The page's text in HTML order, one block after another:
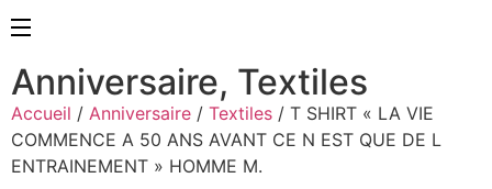
Anniversaire, Textiles
Accueil / Anniversaire / Textiles / T SHIRT « LA VIE
COMMENCE A 50 ANS AVANT CE N EST QUE DE L
ENTRAINEMENT » HOMME M.